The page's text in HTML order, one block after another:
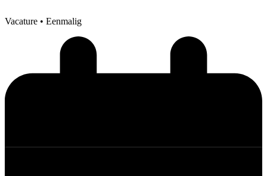
Vacature • Eenmalig